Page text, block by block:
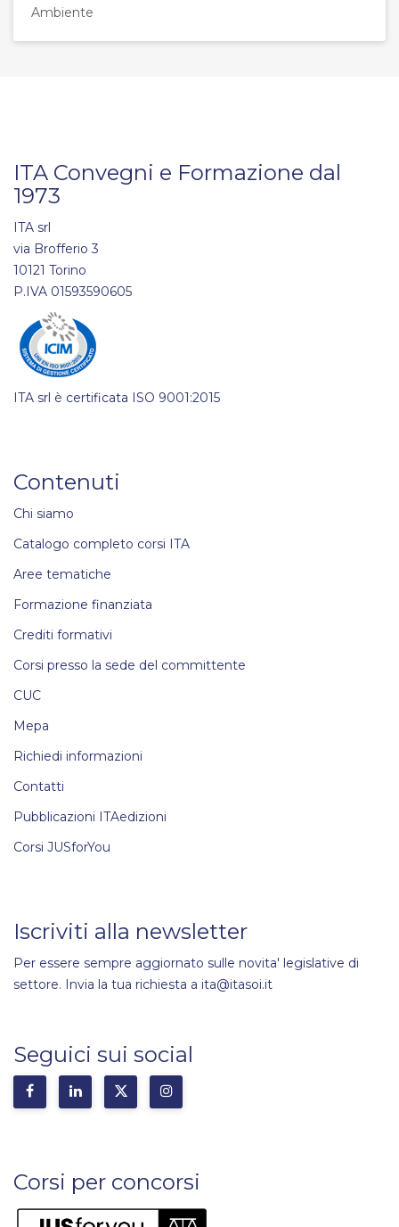
Ambiente
ITA Convegni e Formazione dal
1973
ITA srl
via Brofferio 3
10121 Torino
P.IVA 01593590605
ITA srl è certificata ISO 9001:2015
Contenuti
Chi siamo
Catalogo completo corsi ITA
Aree tematiche
Formazione finanziata
Crediti formativi
Corsi presso la sede del committente
CUC
Mepa
Richiedi informazioni
Contatti
Pubblicazioni ITAedizioni
Corsi JUSforYou
Iscriviti alla newsletter
Per essere sempre aggiornato sulle novita' legislative di
settore. Invia la tua richiesta a ita@itasoi.it
Seguici sui social
Corsi per concorsi